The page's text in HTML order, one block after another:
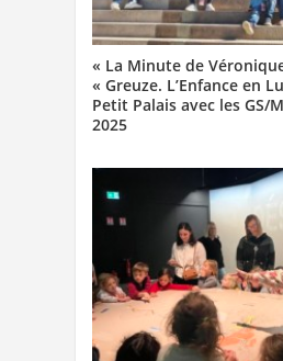
« La Minute de
« Greuze. L’Enfance en
Petit Palais avec les GS/
2025